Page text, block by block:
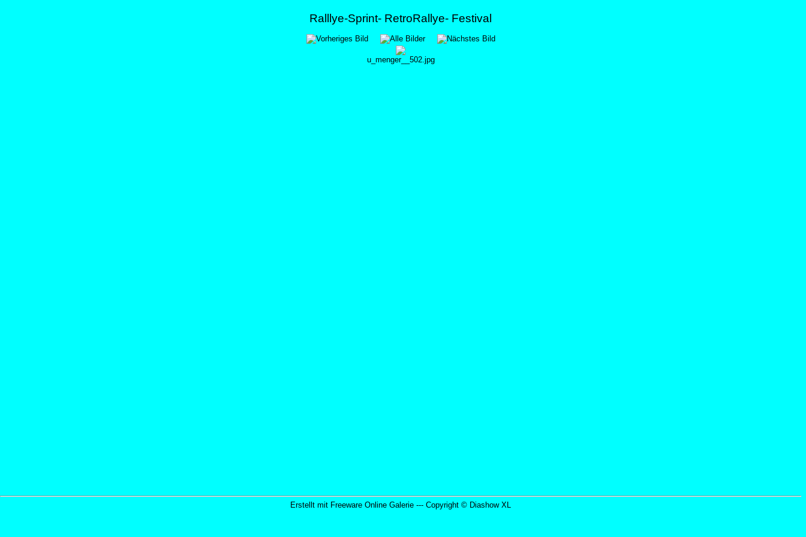
Ralllye-Sprint- RetroRallye- Festival
u_menger__502.jpg
Erstellt mit Freeware Online Galerie --- Copyright © Diashow XL